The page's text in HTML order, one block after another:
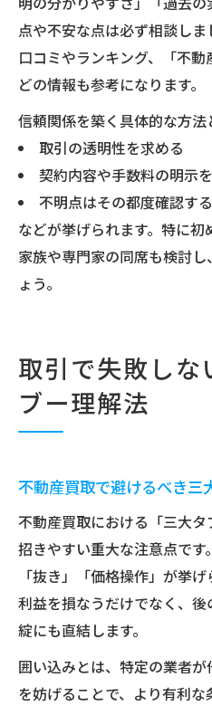
点や不安な点は必ず相談しま
口コミやランキング、「不
どの情報も参考になります。
信頼関係を築く具体的な方法
取引の透明性を求める
契約内容や手数料の明示
不明点はその都度確認する
などが挙げられます。特に初
家族や専門家の同席も検討
ょう。
取引で失敗しな
ブー理解法
不動産買取で避けるべき三
不動産買取における「三大
招きやすい重大な注意点です
「抜き」「価格操作」が挙
利益を損なうだけでなく、
綻にも直結します。
囲い込みとは、特定の業者
を妨げることで、より有利